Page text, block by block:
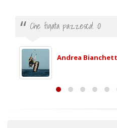
Che figata pazzesca! :O
Andrea